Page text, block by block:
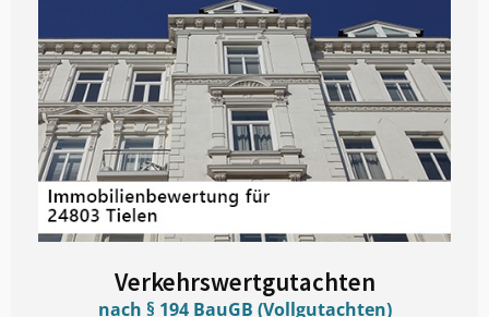
Verkehrswertgutachten
nach § 194 BauGB (Vollgutachten)